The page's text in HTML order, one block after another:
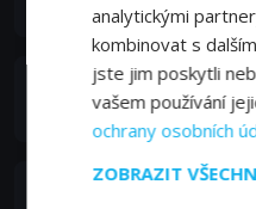
Malik J Ali
Willie Boy
analytickými
kombinovat s
jste jim poskytli
vašem používání
ochrany osobních
ZOBRAZIT